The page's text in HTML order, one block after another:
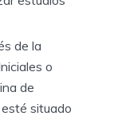
de la
o
de
situado